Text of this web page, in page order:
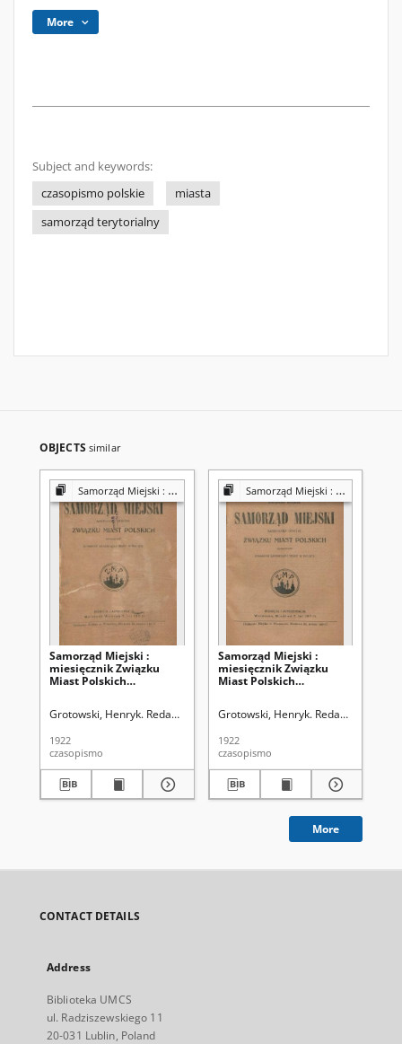
More
Subject and keywords:
czasopismo polskie
miasta
samorząd terytorialny
OBJECTS similar
Samorząd Miejski : miesięcznik Związku Miast Polskich poświęcony sprawom samorządu miast w Polsce
Samorząd Miejski :
miesięcznik Związku
Miast Polskich
Polsce. T. 2, z. 1 (styczeń
Grotowski, Henryk. Redakcja
1922
czasopismo
Samorząd Miejski : miesięcznik Związku Miast Polskich poświęcony sprawom samorządu miast w Polsce
Samorząd Miejski :
miesięcznik Związku
Miast Polskich
Polsce. T. 2, z. 2 (1922)
Grotowski, Henryk. Redakcja
1922
czasopismo
More
CONTACT DETAILS
Address
Biblioteka UMCS
ul. Radziszewskiego 11
20-031 Lublin, Poland